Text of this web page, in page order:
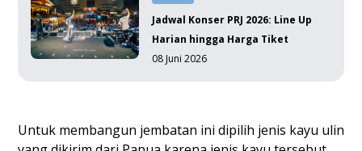
Jadwal Konser PRJ 2026: Line Up
Harian hingga Harga Tiket
08 Juni 2026
Untuk membangun jembatan ini dipilih jenis kayu ulin